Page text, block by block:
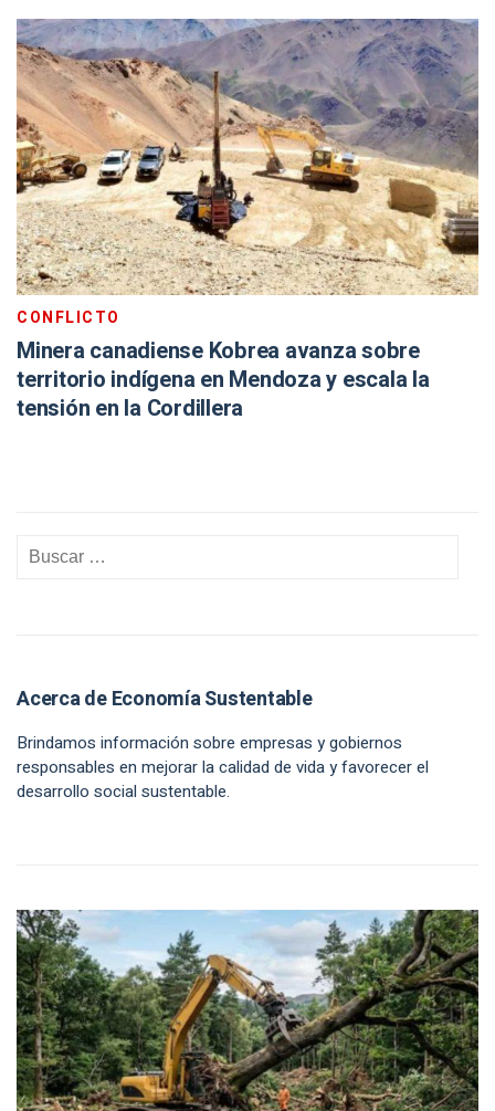
CONFLICTO
Minera canadiense Kobrea avanza sobre
territorio indígena en Mendoza y escala la
tensión en la Cordillera
Acerca de Economía Sustentable
Brindamos información sobre empresas y gobiernos
responsables en mejorar la calidad de vida y favorecer el
desarrollo social sustentable.